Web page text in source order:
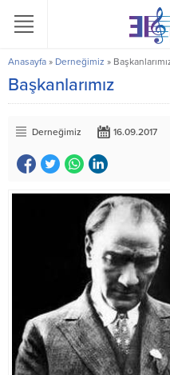
Anasayfa » Derneğimiz »
Başkanlarımız
Derneğimiz 16.09.2017